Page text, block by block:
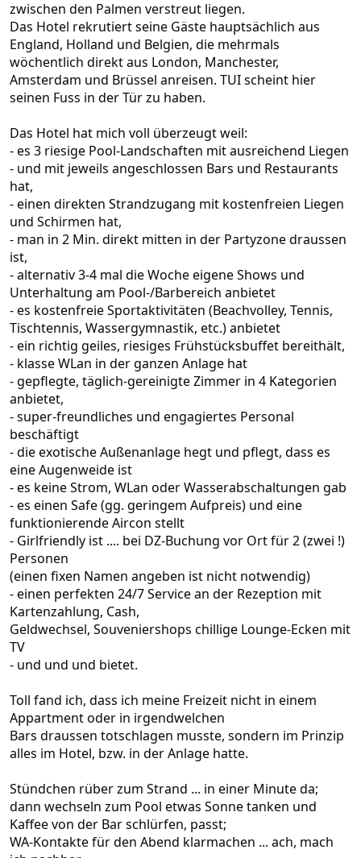
zwischen den Palmen verstreut liegen.
Das Hotel rekrutiert seine Gäste hauptsächlich aus
England, Holland und Belgien, die mehrmals
wöchentlich direkt aus London, Manchester,
Amsterdam und Brüssel anreisen. TUI scheint hier
seinen Fuss in der Tür zu haben.
Das Hotel hat mich voll überzeugt weil:
- es 3 riesige Pool-Landschaften mit ausreichend Liegen
- und mit jeweils angeschlossen Bars und Restaurants
hat,
- einen direkten Strandzugang mit kostenfreien Liegen
und Schirmen hat,
- man in 2 Min. direkt mitten in der Partyzone draussen
ist,
- alternativ 3-4 mal die Woche eigene Shows und
Unterhaltung am Pool-/Barbereich anbietet
- es kostenfreie Sportaktivitäten (Beachvolley, Tennis,
Tischtennis, Wassergymnastik, etc.) anbietet
- ein richtig geiles, riesiges Frühstücksbuffet bereithält,
- klasse WLan in der ganzen Anlage hat
- gepflegte, täglich-gereinigte Zimmer in 4 Kategorien
anbietet,
- super-freundliches und engagiertes Personal
beschäftigt
- die exotische Außenanlage hegt und pflegt, dass es
eine Augenweide ist
- es keine Strom, WLan oder Wasserabschaltungen gab
- es einen Safe (gg. geringem Aufpreis) und eine
funktionierende Aircon stellt
- Girlfriendly ist .... bei DZ-Buchung vor Ort für 2 (zwei !)
Personen
(einen fixen Namen angeben ist nicht notwendig)
- einen perfekten 24/7 Service an der Rezeption mit
Kartenzahlung, Cash,
Geldwechsel, Souveniershops chillige Lounge-Ecken mit
TV
- und und und bietet.
Toll fand ich, dass ich meine Freizeit nicht in einem
Appartment oder in irgendwelchen
Bars draussen totschlagen musste, sondern im Prinzip
alles im Hotel, bzw. in der Anlage hatte.
Stündchen rüber zum Strand ... in einer Minute da;
dann wechseln zum Pool etwas Sonne tanken und
Kaffee von der Bar schlürfen, passt;
WA-Kontakte für den Abend klarmachen ... ach, mach